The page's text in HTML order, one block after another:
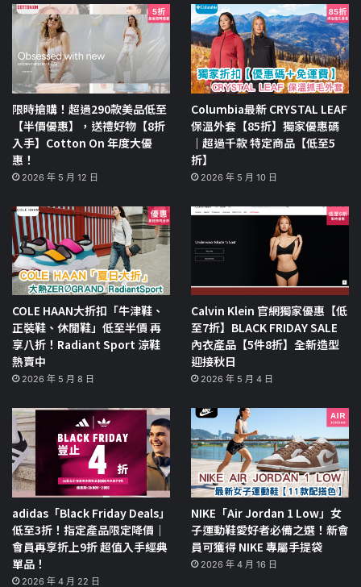
限時搶購！超過290款美品低至
【半價優惠】，送禮好物【8折
入手】Cotton On 年度大優
惠！
2026 年 5 月 12 日
Columbia最新 CRYSTAL LEAF
保溫外套【85折】獨家優惠碼
｜超過千款 特定商品【低至5
折】
2026 年 5 月 10 日
COLE HAAN大折扣「牛津鞋、
正裝鞋、休閒鞋」低至半價 再
享八折！Radiant Sport 涼鞋
熱賣中
2026 年 5 月 8 日
Calvin Klein 官網獨家優惠【低
至7折】BLACK FRIDAY SALE
內衣產品【5件8折】全新造型
迎接秋日
2026 年 5 月 4 日
adidas「Black Friday Deals」
低至3折！指定產品限定降價｜
會員再享折上9折 超值入手經典
單品！
2026 年 4 月 22 日
NIKE「Air Jordan 1 Low」女
子運動鞋愛好者必備之選！新會
員可獲得 NIKE 專屬手提袋
2026 年 4 月 16 日